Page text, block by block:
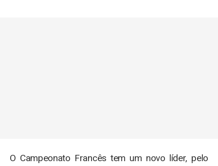
O Campeonato Francês tem um novo líder, pelo